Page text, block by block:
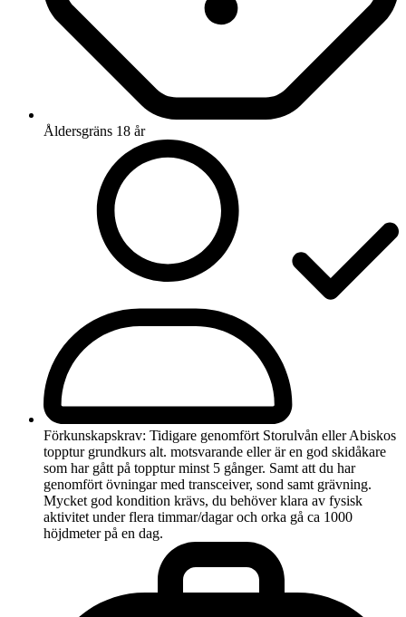
Åldersgräns 18 år
Förkunskapskrav: Tidigare genomfört Storulvån eller Abiskos
topptur grundkurs alt. motsvarande eller är en god skidåkare
som har gått på topptur minst 5 gånger. Samt att du har
genomfört övningar med transceiver, sond samt grävning.
Mycket god kondition krävs, du behöver klara av fysisk
aktivitet under flera timmar/dagar och orka gå ca 1000
höjdmeter på en dag.